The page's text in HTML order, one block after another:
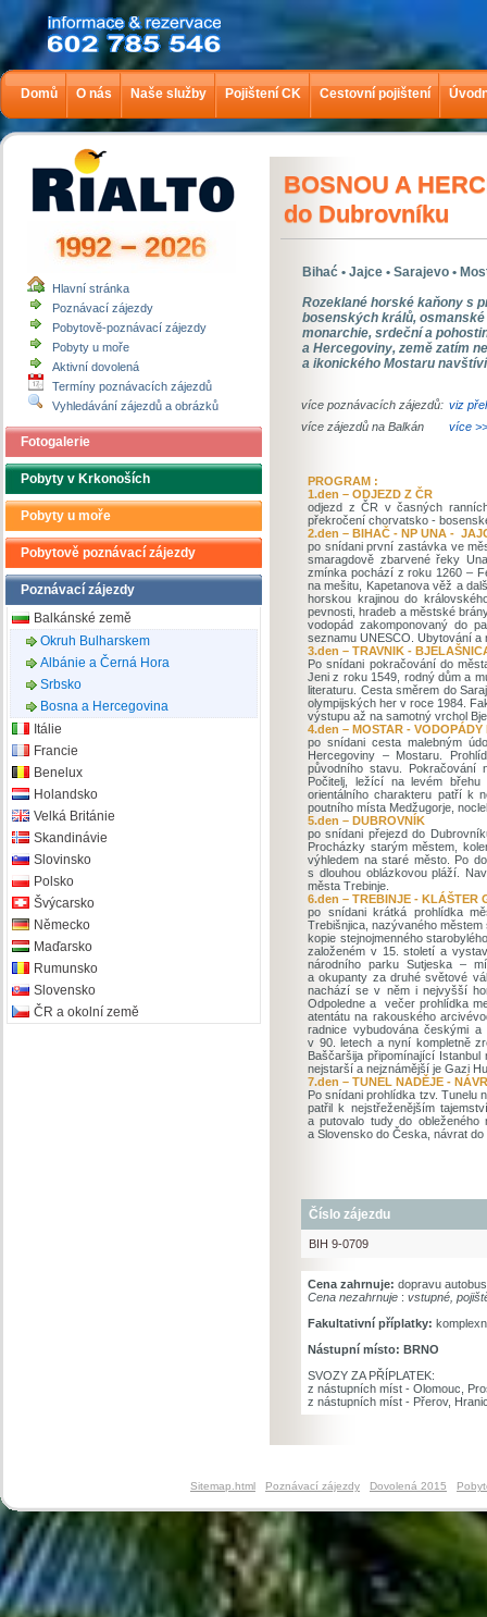
Domů O nás Naše služby Pojištení CK Cestovní pojištení
Hlavní stránka
Poznávací zájezdy
Pobytově-poznávací zájezdy
Pobyty u moře
Aktivní dovolená
Termíny poznávacích zájezdů
Vyhledávání zájezdů a obrázků
Fotogalerie
Pobyty v Krkonoších
Pobyty u moře
Pobytově poznávací zájezdy
Poznávací zájezdy
Balkánské země
Okruh Bulharskem
Albánie a Černá Hora
Srbsko
Bosna a Hercegovina
Itálie
Francie
Benelux
Holandsko
Velká Británie
Skandinávie
Slovinsko
Polsko
Švýcarsko
Německo
Maďarsko
Rumunsko
Slovensko
ČR a okolní země
BOSNOU A
do Dubrovníku
Bihać • Jajce • Sarajevo •
Rozeklané horské kaňony s
bosenských králů,
monarchie, srdeční a
a Hercegoviny, země zatím
a ikonického Mostaru
více poznávacích zájezdů: viz
více zájezdů na Balkán
více >>
PROGRAM :
1.den – ODJEZD Z ČR
odjezd z ČR v časných
překročení chorvatsko -
2.den – BIHAČ - NP UNA -
po snídani první zastávka ve
smaragdově zbarvené řeky
zmínka pochází z roku 1260 –
na mešitu, Kapetanova věž a
horskou krajinou do
pevnosti, hradeb a městské
vodopád zakomponovaný do
seznamu UNESCO. Ubytování a
3.den – TRAVNIK -
Po snídani pokračování do
Jeni z roku 1549, rodný dům a
literaturu. Cesta směrem do
olympijských her v roce 1984.
výstupu až na samotný vrchol
4.den – MOSTAR -
po snídani cesta malebným
Hercegoviny – Mostaru.
původního stavu. Pokračování
Počitelj, ležící na levém
orientálního charakteru patří k
poutního místa Medžugorje,
5.den – DUBROVNÍK
po snídani přejezd do
Procházky starým městem,
výhledem na staré město. Po
s dlouhou oblázkovou pláží.
města Trebinje.
6.den – TREBINJE - KLÁŠTER
po snídani krátká prohlídka
Trebišnjica, nazývaného
kopie stejnojmenného
založeném v 15. století a
národního parku Sutjeska –
a okupanty za druhé světové
nachází se v něm i nejvyšší
Odpoledne a večer prohlídka
atentátu na rakouského
radnice vybudována českými
v 90. letech a nyní kompletně
Baščaršija připomínající
nejstarší a nejznámější je Gazi
7.den – TUNEL NADĚJE -
Po snídani prohlídka tzv. Tunelu
patřil k nejstřeženějším
a putovalo tudy do
a Slovensko do Česka, návrat
Číslo zájezdu
BIH 9-0709
Cena zahrnuje: dopravu
Cena nezahrnuje : vstupné,
Fakultativní příplatky:
Nástupní místo: BRNO
SVOZY ZA PŘÍPLATEK:
z nástupních míst -
z nástupních míst - Přerov,
Sitemap.html Poznávací zájezdy Dovolená 2015